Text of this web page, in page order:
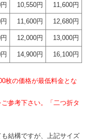
10,550円 11,600円
11,600円 12,680円
12,000円 13,000円
14,900円 16,100円
枚の価格が最低料金とな
参考下さい。「二つ折タ
結構ですが、上記サイズ